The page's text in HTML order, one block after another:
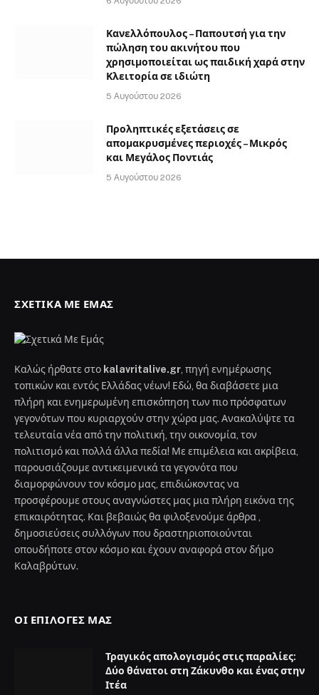
Κανελλόπουλος – Παπουτσή για την
πώληση του ακινήτου που
χρησιμοποιείται ως παιδική χαρά στην
Κλειτορία σε ιδιώτη
5 Αυγούστου 2026
Προληπτικές εξετάσεις σε
απομακρυσμένες περιοχές – Μικρός
και Μεγάλος Ποντιάς
5 Αυγούστου 2026
ΣΧΕΤΙΚΆ ΜΕ ΕΜΆΣ
Καλώς ήρθατε στο kalavritalive.gr , πηγή ενημέρωσης
τοπικών και εντός Ελλάδας νέων! Εδώ, θα διαβάσετε μια
πλήρη και ενημερωμένη επισκόπηση των πιο πρόσφατων
γεγονότων που κυριαρχούν στην χώρα μας. Ανακαλύψτε τα
τελευταία νέα από την πολιτική, την οικονομία, τον
πολιτισμό και πολλά άλλα πεδία! Με επιμέλεια και ακρίβεια,
παρουσιάζουμε αντικειμενικά τα γεγονότα που
διαμορφώνουν τον κόσμο μας, επιδιώκοντας να
προσφέρουμε στους αναγνώστες μας μια πλήρη εικόνα της
επικαιρότητας. Και βεβαιώς θα φιλοξενούμε άρθρα ,
δημοσιεύσεις συλλόγων που δραστηριοποιούνται
οπουδήποτε στον κόσμο και έχουν αναφορά στον δήμο
Καλαβρύτων.
ΟΙ ΕΠΙΛΟΓΈΣ ΜΑΣ
Τραγικός απολογισμός στις παραλίες:
Δύο θάνατοι στη Ζάκυνθο και ένας στην
Ιτέα